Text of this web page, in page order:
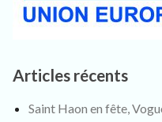
Articles récents
Saint Haon en fête,